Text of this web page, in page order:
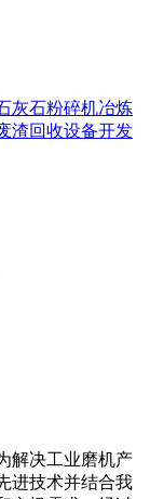
灰石粉碎机冶炼
渣回收设备开发
解决工业磨机产
进技术并结合我